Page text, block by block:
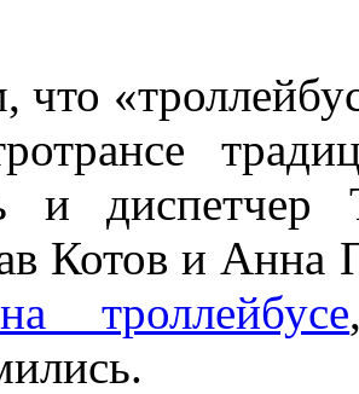
что
и
Котов и Анна
троллейбусе